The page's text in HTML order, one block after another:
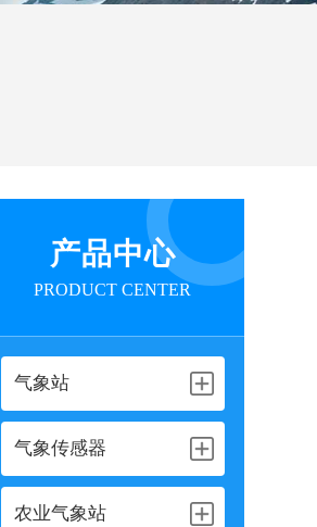
产品中心
PRODUCT CENTER
气象站
气象传感器
农业气象站